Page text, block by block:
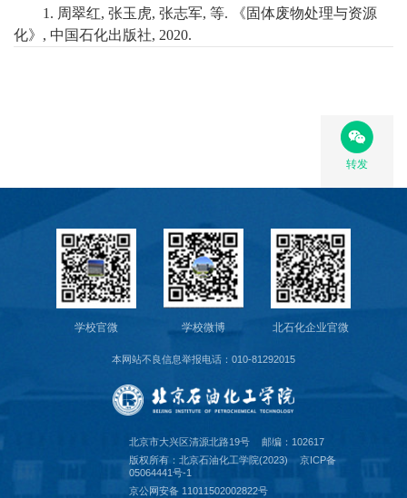
1. 周翠红, 张玉虎, 张志军, 等.
《固体废物处理与资源
化》 , 中国石化出版社, 2020.
转发
学校官微 学校微博 北石化企业官微
本网站不良信息举报电话：010-81292015
北京市大兴区清源北路19号
邮编：102617
版权所有：北京石油化工学院(2023)
京ICP备
05064441号-1
京公网安备 11011502002822号